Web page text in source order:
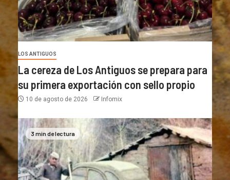
LOS ANTIGUOS
La cereza de Los Antiguos se prepara para
su primera exportación con sello propio
10 de agosto de 2026 Infomix
3 min de lectura